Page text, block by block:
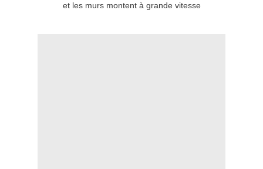
et les murs montent à grande vitesse